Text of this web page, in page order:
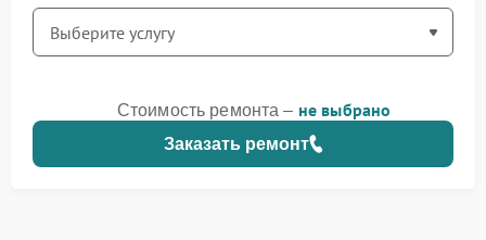
Заказать ремонт
Стоимость ремонта – не выбрано